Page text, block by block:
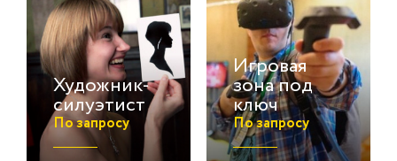
Художник-
силуэтист
По запросу
Игровая
зона под
ключ
По запросу